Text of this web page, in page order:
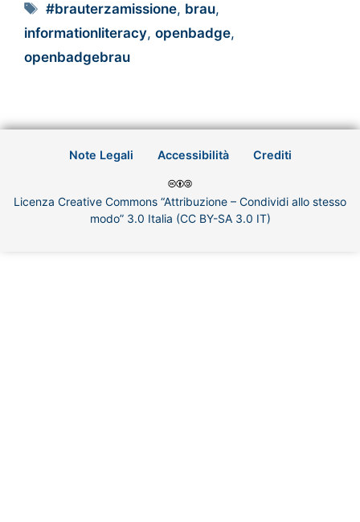
#brauterzamissione, brau,
informationliteracy, openbadge,
openbadgebrau
Note Legali Accessibilità Crediti
Licenza Creative Commons “Attribuzione – Condividi allo stesso
modo” 3.0 Italia (CC BY-SA 3.0 IT)